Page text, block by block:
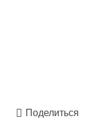
Поделиться